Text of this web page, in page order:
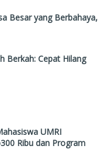
Besar yang Berbahaya,
Berkah: Cepat Hilang
UMRI
Ribu dan Program